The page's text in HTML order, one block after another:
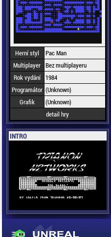
Herní styl
Pac Man
Multiplayer Bez multiplayeru
Rok vydání
1984
Programátor (Unknown)
Grafik
(Unknown)
detail hry
INTRO